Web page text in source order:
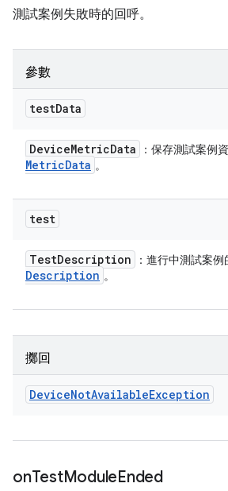
測試案例失敗時的回呼。
參數
testData
DeviceMetricData ：保存測試案例
MetricData 。
test
TestDescription ：進行中測試案例
Description 。
擲回
DeviceNotAvailableException
onTestModuleEnded